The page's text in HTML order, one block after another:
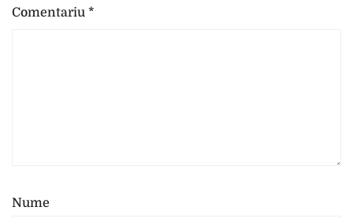
Comentariu *
Nume